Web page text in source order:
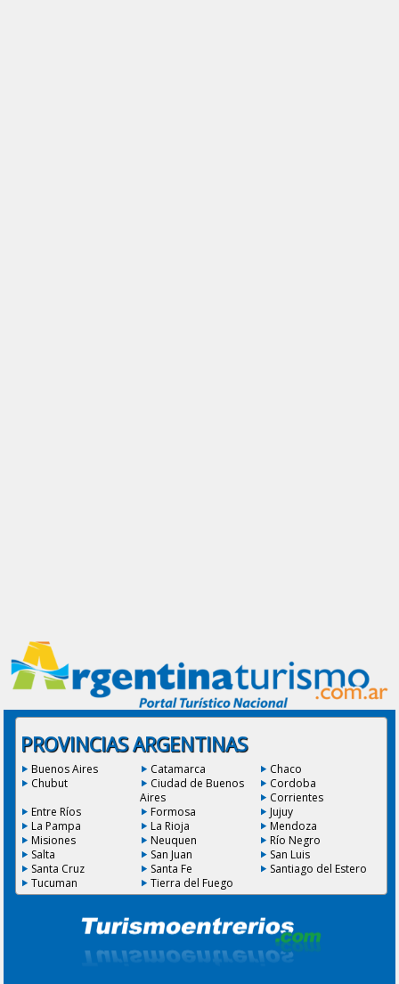
PROVINCIAS ARGENTINAS
Buenos Aires Catamarca
Chaco
Chubut
Ciudad de Buenos
Aires
Cordoba
Corrientes
Entre Ríos
Formosa
Jujuy
La Pampa
La Rioja
Mendoza
Misiones
Neuquen
Río Negro
Salta
San Juan
San Luis
Santa Cruz
Santa Fe
Santiago del Estero
Tucuman
Tierra del Fuego